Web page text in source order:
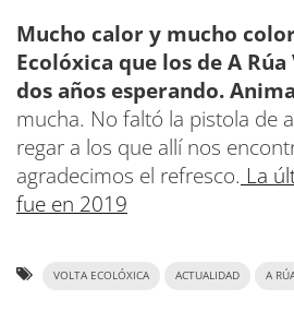
Mucho calor y mucho
Ecolóxica que los de A
dos años esperando.
mucha. No faltó la pistola de
regar a los que allí nos
agradecimos el refresco. La
fue en 2019
VOLTA ECOLÓXICA ACTUALIDAD A